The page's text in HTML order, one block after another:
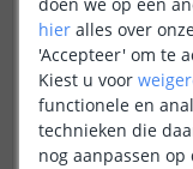
profiel
hier alles over
'Accepteer' om te
Kiest u voor
functionele en
technieken die
nog aanpassen